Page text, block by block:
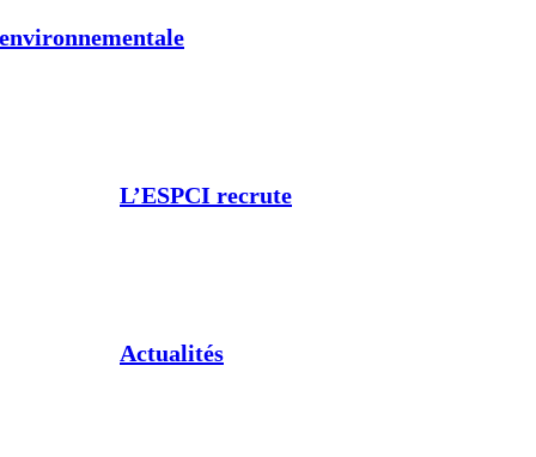
L’ESPCI recrute
Actualités